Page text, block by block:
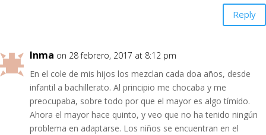
Reply
Inma on 28 febrero, 2017 at 8:12 pm
En el cole de mis hijos los mezclan cada doa años, desde
infantil a bachillerato. Al principio me chocaba y me
preocupaba, sobre todo por que el mayor es algo tímido.
Ahora el mayor hace quinto, y veo que no ha tenido ningún
problema en adaptarse. Los niños se encuentran en el